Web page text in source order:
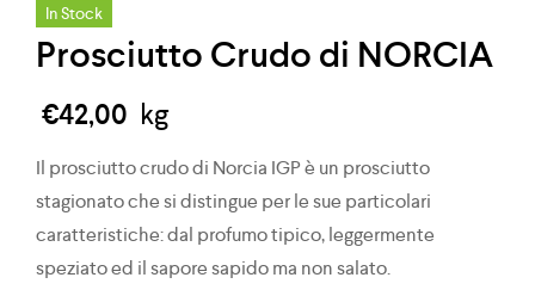
In Stock
Prosciutto Crudo di NORCIA
€42,00 kg
Il prosciutto crudo di Norcia IGP è un prosciutto
stagionato che si distingue per le sue particolari
caratteristiche: dal profumo tipico, leggermente
speziato ed il sapore sapido ma non salato.